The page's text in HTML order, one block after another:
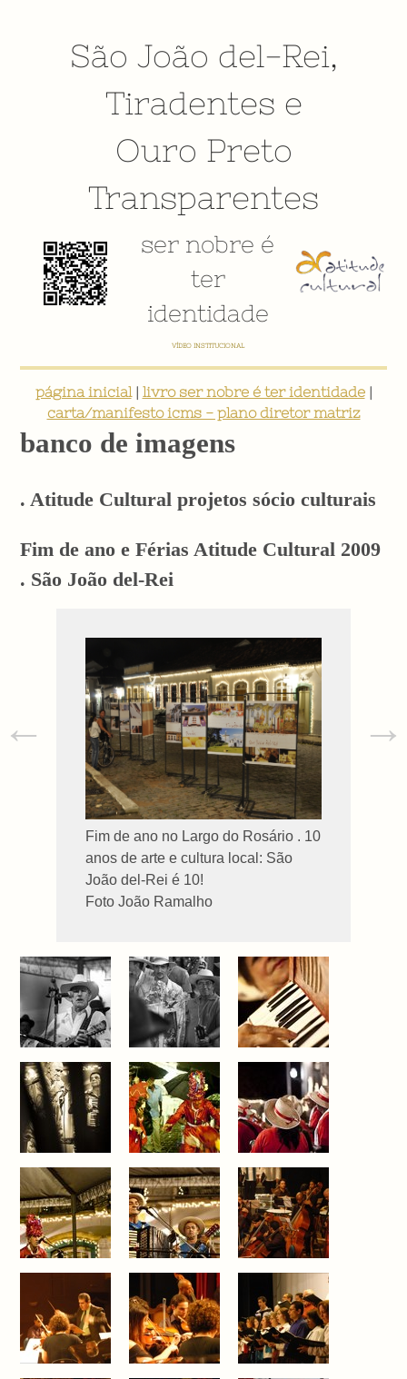
São João del-Rei,
Tiradentes e
Ouro Preto
Transparentes
ser nobre é
ter
identidade
VÍDEO INSTITUCIONAL
página inicial| livro ser nobre é ter identidade|
carta/manifesto icms - plano diretor matriz
banco de imagens
. Atitude Cultural projetos sócio culturais
Fim de ano e Férias Atitude Cultural 2009
. São João del-Rei
Fim de ano no Largo do Rosário . 10
anos de arte e cultura local: São
João del-Rei é 10!
Foto João Ramalho
← →